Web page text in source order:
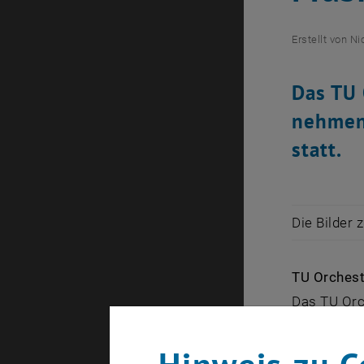
Erstellt von
Das
statt.
Die Bilder
TU
Das TU